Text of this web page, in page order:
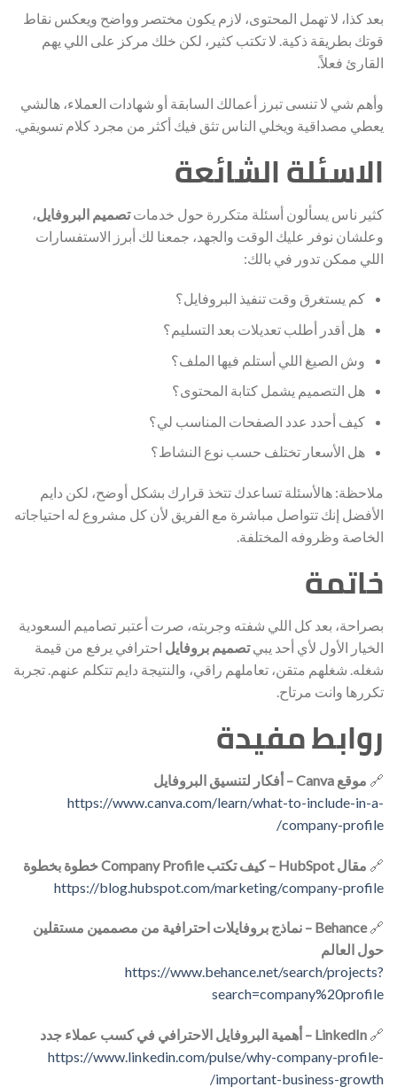
بعد كذا، لا تهمل المحتوى، لازم يكون مختصر وواضح ويعكس نقاط
قوتك بطريقة ذكية. لا تكتب كثير، لكن خلك مركز على اللي يهم
القارئ فعلاً.
وأهم شي لا تنسى تبرز أعمالك السابقة أو شهادات العملاء، هالشي
يعطي مصداقية ويخلي الناس تثق فيك أكثر من مجرد كلام تسويقي.
الاسئلة الشائعة
كثير ناس يسألون أسئلة متكررة حول خدماتتصميم البروفايل،
وعلشان نوفر عليك الوقت والجهد، جمعنا لك أبرز الاستفسارات
اللي ممكن تدور في بالك:
كم يستغرق وقت تنفيذ البروفايل؟
هل أقدر أطلب تعديلات بعد التسليم؟
وش الصيغ اللي أستلم فيها الملف؟
هل التصميم يشمل كتابة المحتوى؟
كيف أحدد عدد الصفحات المناسب لي؟
هل الأسعار تختلف حسب نوع النشاط؟
ملاحظة: هالأسئلة تساعدك تتخذ قرارك بشكل أوضح، لكن دايم
الأفضل إنك تتواصل مباشرة مع الفريق لأن كل مشروع له احتياجاته
الخاصة وظروفه المختلفة.
خاتمة
بصراحة، بعد كل اللي شفته وجربته، صرت أعتبر تصاميم السعودية
الخيار الأول لأي أحد يبيتصميم بروفايل احترافي يرفع من قيمة
شغله. شغلهم متقن، تعاملهم راقي، والنتيجة دايم تتكلم عنهم. تجربة
تكررها وانت مرتاح.
روابط مفيدة
🔗 موقع Canva – أفكار لتنسيق البروفايل
https://www.canva.com/learn/what-to-include-in-a-
company-profile/
🔗 مقال HubSpot – كيف تكتب Company Profile خطوة بخطوة
https://blog.hubspot.com/marketing/company-profile
🔗
Behance – نماذج بروفايلات احترافية من مصممين مستقلين
حول العالم
https://www.behance.net/search/projects?
search=company%20profile
🔗 LinkedIn – أهمية البروفايل الاحترافي في كسب عملاء جدد
https://www.linkedin.com/pulse/why-company-profile-
important-business-growth/